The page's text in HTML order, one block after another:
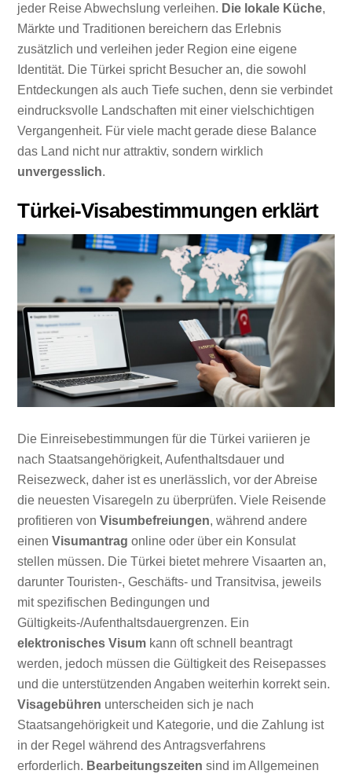
jeder Reise Abwechslung verleihen. Die lokale Küche,
Märkte und Traditionen bereichern das Erlebnis
zusätzlich und verleihen jeder Region eine eigene
Identität. Die Türkei spricht Besucher an, die sowohl
Entdeckungen als auch Tiefe suchen, denn sie verbindet
eindrucksvolle Landschaften mit einer vielschichtigen
Vergangenheit. Für viele macht gerade diese Balance
das Land nicht nur attraktiv, sondern wirklich
unvergesslich.
Türkei-Visabestimmungen erklärt
Die Einreisebestimmungen für die Türkei variieren je
nach Staatsangehörigkeit, Aufenthaltsdauer und
Reisezweck, daher ist es unerlässlich, vor der Abreise
die neuesten Visaregeln zu überprüfen. Viele Reisende
profitieren vonVisumbefreiungen, während andere
einenVisumantrag online oder über ein Konsulat
stellen müssen. Die Türkei bietet mehrere Visaarten an,
darunter Touristen-, Geschäfts- und Transitvisa, jeweils
mit spezifischen Bedingungen und
Gültigkeits-/Aufenthaltsdauergrenzen. Ein
elektronisches Visum kann oft schnell beantragt
werden, jedoch müssen die Gültigkeit des Reisepasses
und die unterstützenden Angaben weiterhin korrekt sein.
Visagebühren unterscheiden sich je nach
Staatsangehörigkeit und Kategorie, und die Zahlung ist
in der Regel während des Antragsverfahrens
erforderlich. Bearbeitungszeiten sind im Allgemeinen